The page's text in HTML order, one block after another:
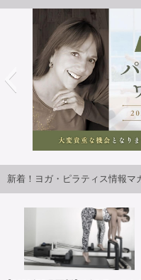
お振込先のご案内
三井住友銀行 難波
株式会社アースシステム
ご案内の郵送
頭金または、コース受
当日のご案内をご送付
準備
特典のチケット（ヨガ
み配布）を使用しての
コース初日に備えてご準
各コース当日
ジャパンツア
新着！ヨガ・ピラティス情報マ